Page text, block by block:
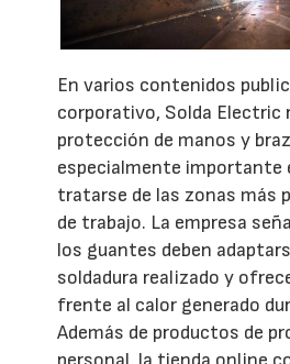
En varios contenidos
corporativo, Solda Electric
protección de manos y
especialmente importante
tratarse de las zonas más
de trabajo. La empresa
los guantes deben
soldadura realizado y
frente al calor generado
Además de productos de